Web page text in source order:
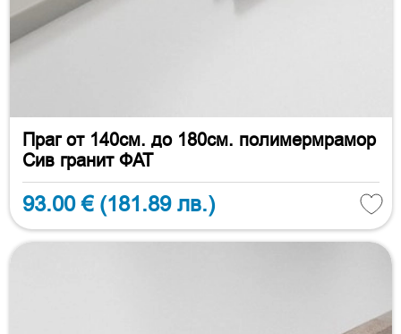
Праг от 140см. до 180см. полимермрамор
Сив гранит ФАТ
93.00 € (181.89 лв.)